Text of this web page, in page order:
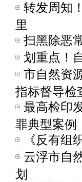
转发周知
里
扫黑除恶
划重点！
市自然资
指标督导检
最高检印
罪典型案例
《反有组
云浮市自
划